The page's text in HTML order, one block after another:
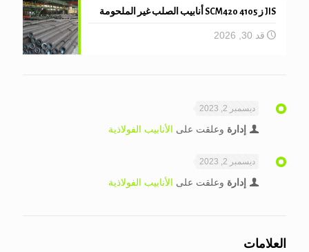
JIS ز 4105 SCM420 أنابيب الصلب غير الملحومة
قد 30, 2026
ديسمبر 2, 2023
إدارة وعلقت على الأنابيب الفولاذية
ديسمبر 2, 2023
إدارة وعلقت على الأنابيب الفولاذية
العلامات